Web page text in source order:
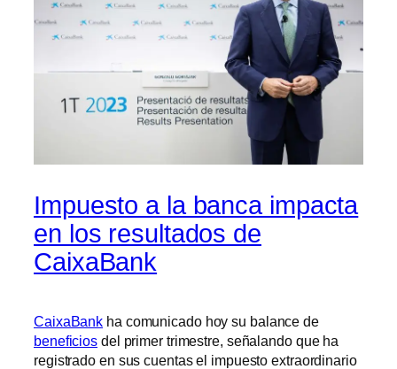
Impuesto a la banca impacta
en los resultados de
CaixaBank
CaixaBank ha comunicado hoy su balance de
beneficios del primer trimestre, señalando que ha
registrado en sus cuentas el impuesto extraordinario